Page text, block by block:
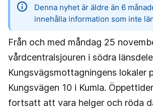
information
Denna nyhet är äldre än 6
innehålla information som inte
Från och med måndag 25
vårdcentralsjouren i södra
Kungsvägsmottagningens lokaler
Kungsvägen 10 i Kumla.
fortsatt att vara helger och röda